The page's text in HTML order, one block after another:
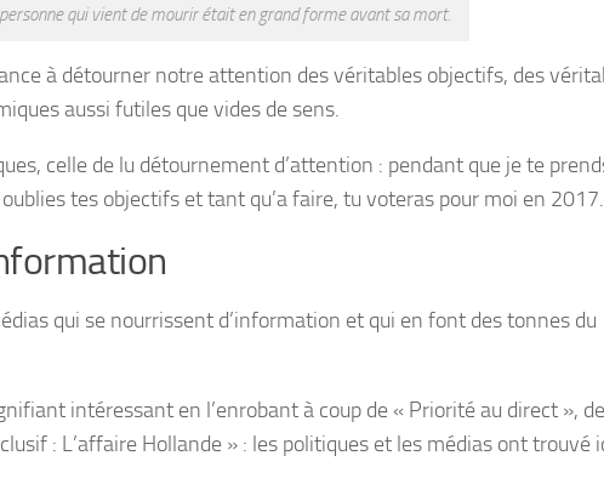
qui vient de mourir était en grand forme avant sa mort.
à détourner notre attention des véritables objectifs, des
aussi futiles que vides de sens.
celle de lu détournement d’attention : pendant que je te
tes objectifs et tant qu’a faire, tu voteras pour moi en 2017.
qui se nourrissent d’information et qui en font des tonnes du
intéressant en l’enrobant à coup de « Priorité au direct »,
: L’affaire Hollande » : les politiques et les médias ont trouvé